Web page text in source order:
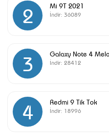
2 Mi 9T 2021
İndir: 36089
3 Galaxy Note 4
İndir: 28412
4 Redmi 9 Tik Tok
İndir: 18996